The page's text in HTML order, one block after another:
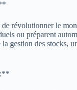
révolutionner le
ou préparent
gestion des stocks,